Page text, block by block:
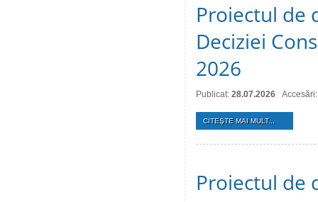
Proiectul de
Deciziei
2026
Publicat: 28.07.2026
CITEŞTE MAI MULT...
Proiectul de